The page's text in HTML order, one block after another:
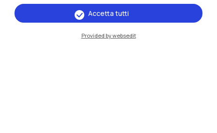
Contattaci
Accetta tutti
Provided by websedit